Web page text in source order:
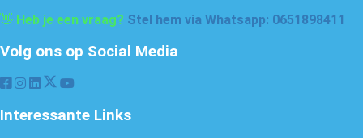
👋 Heb je een vraag? Stel hem via Whatsapp: 0651898411
Volg ons op Social Media
Interessante Links